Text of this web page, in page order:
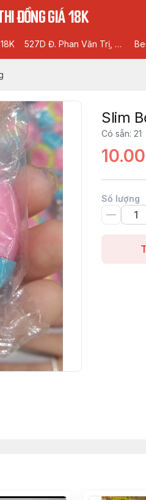
ĐỒNG GIÁ 18K
527D Đ. Phan Văn Trị, Phường 5, Gò Vấp, Hồ Chí Minh
Slim
Có sẵn: 21
Số lượng